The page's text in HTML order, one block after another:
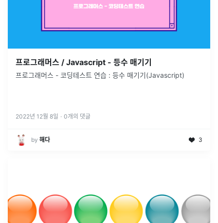
프로그래머스 / Javascript - 등수 매기기
프로그래머스 - 코딩테스트 연습 : 등수 매기기(Javascript)
2022년 12월 8일 · 0개의 댓글
by 해다 3